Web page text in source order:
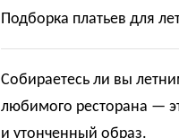
Подборка платьев для
Собираетесь ли вы
любимого ресторана —
и утонченный образ.